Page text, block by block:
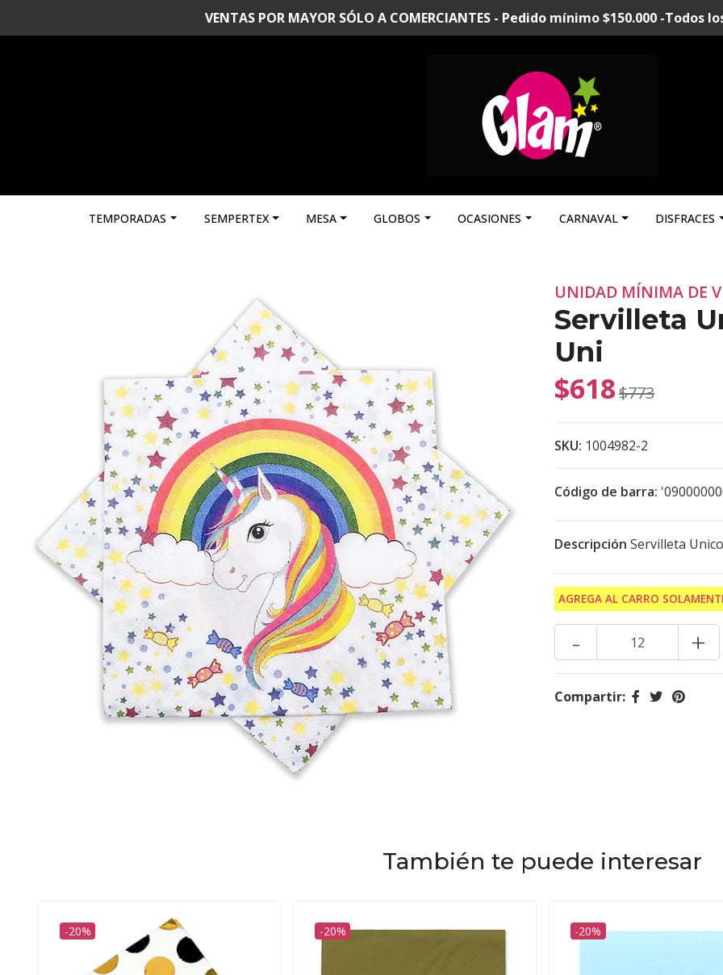
VENTAS POR MAYOR SÓLO A COMERCIANTES - Pedido mínimo $150.000 -Todos
TEMPORADAS SEMPERTEX MESA GLOBOS OCASIONES CARNAVAL DISFRACES
UNIDAD MÍNIMA DE
Servilleta
Uni
$618$773
SKU: 1004982-2
Código de barra:
Descripción Servilleta
AGREGA AL CARRO
+
-
Compartir:
También te puede interesar
-20% -20% -20%